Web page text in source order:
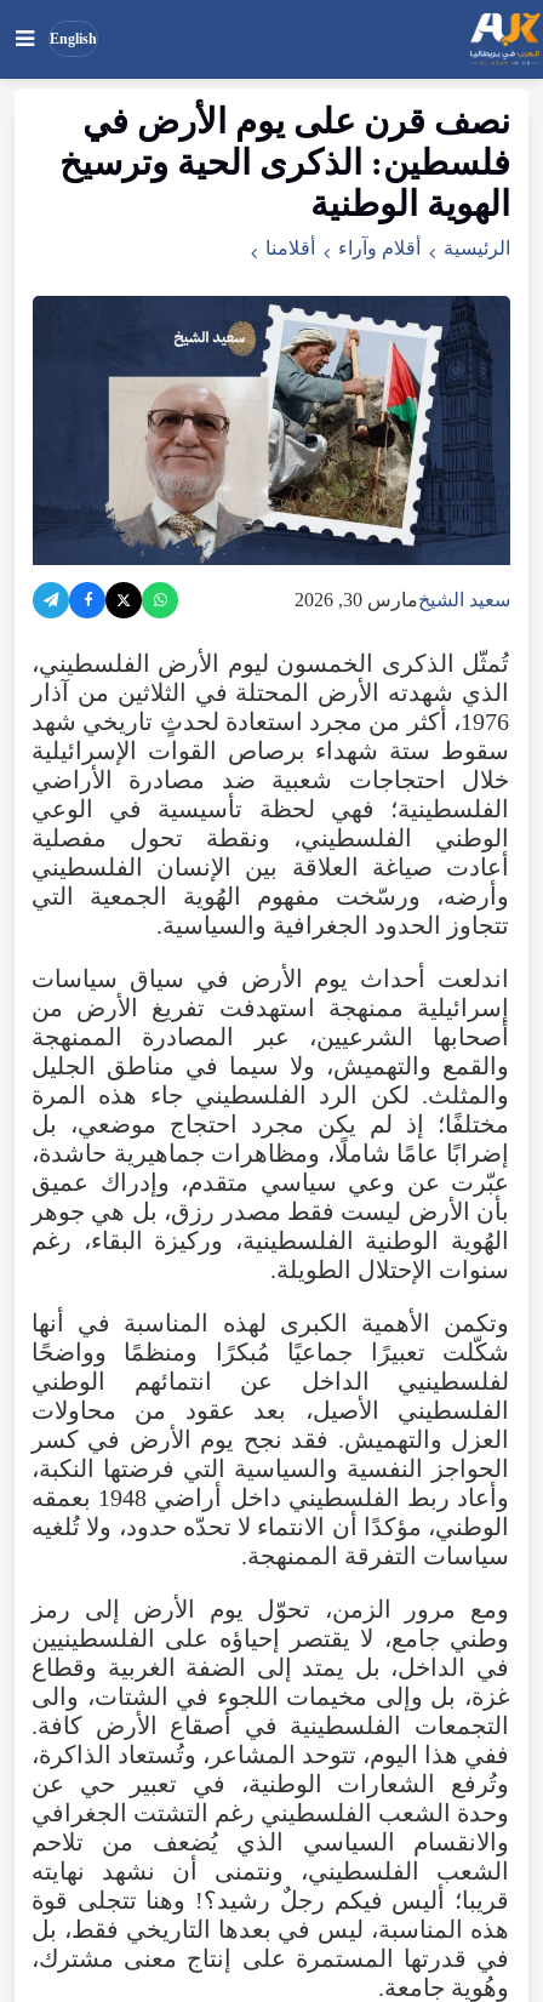
English
ابحث
في
الموقع
بحث نصف قرن على يوم الأرض في
فلسطين: الذكرى الحية وترسيخ
الهوية الوطنية
الرئيسية أقلام وآراء أقلامنا
سعيد الشيخمارس 30, 2026
تُمثّل الذكرى الخمسون ليوم الأرض الفلسطيني،
الذي شهدته الأرض المحتلة في الثلاثين من آذار
1976، أكثر من مجرد استعادة لحدثٍ تاريخي شهد
سقوط ستة شهداء برصاص القوات الإسرائيلية
خلال
احتجاجات شعبية ضد مصادرة
الأراضي
الفلسطينية؛
فهي لحظة تأسيسية في
الوعي
الوطني
الفلسطيني، ونقطة تحول
مفصلية
أعادت صياغة العلاقة بين الإنسان
الفلسطيني
وأرضه، ورسّخت مفهوم الهُوية الجمعية
التي
تتجاوز الحدود الجغرافية والسياسية.
اندلعت أحداث يوم الأرض في سياق سياسات
إسرائيلية
ممنهجة استهدفت تفريغ الأرض
من
أصحابها
الشرعيين، عبر المصادرة
الممنهجة
والقمع والتهميش، ولا سيما في مناطق الجليل
والمثلث. لكن الرد الفلسطيني جاء هذه المرة
مختلفًا؛
إذ لم يكن مجرد احتجاج موضعي، بل
إضرابًا عامًا شاملًا، ومظاهرات جماهيرية حاشدة،
عبّرت عن وعي سياسي متقدم، وإدراك عميق
بأن الأرض ليست فقط مصدر رزق، بل هي جوهر
الهُوية الوطنية الفلسطينية، وركيزة البقاء، رغم
سنوات الإحتلال الطويلة.
وتكمن
الأهمية الكبرى لهذه المناسبة في
أنها
شكّلت
تعبيرًا جماعيًا مُبكرًا ومنظمًا
وواضحًا
لفلسطينيي
الداخل عن انتمائهم
الوطني
الفلسطيني
الأصيل، بعد عقود من
محاولات
العزل والتهميش. فقد نجح يوم الأرض في كسر
الحواجز
النفسية والسياسية التي فرضتها النكبة،
وأعاد ربط الفلسطيني داخل أراضي
بعمقه
الوطني، مؤكدًا أن الانتماء لا تحدّه حدود، ولا تُلغيه
سياسات التفرقة الممنهجة.
ومع
مرور الزمن، تحوّل يوم الأرض إلى
رمز
وطني جامع، لا يقتصر إحياؤه على الفلسطينيين
في الداخل، بل يمتد إلى الضفة الغربية وقطاع
غزة، بل وإلى مخيمات اللجوء في الشتات، والى
التجمعات
الفلسطينية في أصقاع الأرض كافة.
ففي هذا اليوم، تتوحد المشاعر ، وتُستعاد الذاكرة،
وتُرفع
الشعارات الوطنية، في تعبير حي
عن
وحدة الشعب الفلسطيني رغم التشتت الجغرافي
والانقسام
السياسي الذي يُضعف من
تلاحم
الشعب
الفلسطيني، ونتمنى أن نشهد
نهايته
قريبا؛ أليس فيكم رجلٌ رشيد؟! وهنا تتجلى قوة
هذه المناسبة، ليس في بعدها التاريخي فقط، بل
في قدرتها المستمرة على إنتاج معنى مشترك،
وهُوية جامعة.